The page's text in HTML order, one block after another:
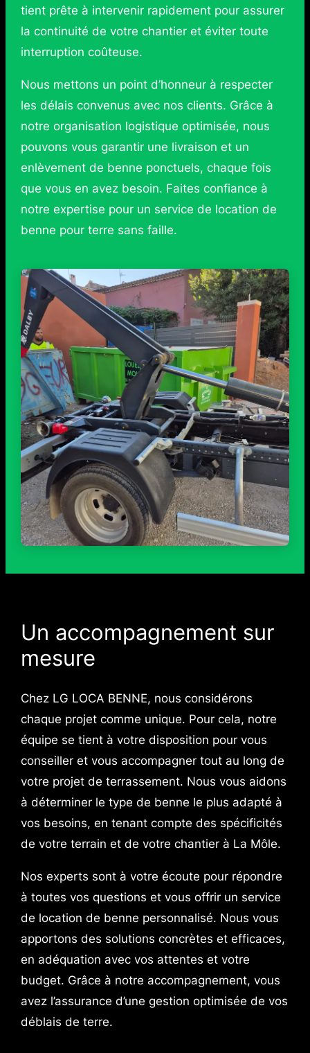
tient prête à intervenir rapidement pour assurer
la continuité de votre chantier et éviter toute
interruption coûteuse.
Nous mettons un point d’honneur à respecter
les délais convenus avec nos clients. Grâce à
notre organisation logistique optimisée, nous
pouvons vous garantir une livraison et un
enlèvement de benne ponctuels, chaque fois
que vous en avez besoin. Faites confiance à
notre expertise pour un service de location de
benne pour terre sans faille.
Un accompagnement sur
mesure
Chez LG LOCA BENNE, nous considérons
chaque projet comme unique. Pour cela, notre
équipe se tient à votre disposition pour vous
conseiller et vous accompagner tout au long de
votre projet de terrassement. Nous vous aidons
à déterminer le type de benne le plus adapté à
vos besoins, en tenant compte des spécificités
de votre terrain et de votre chantier à La Môle.
Nos experts sont à votre écoute pour répondre
à toutes vos questions et vous offrir un service
de location de benne personnalisé. Nous vous
apportons des solutions concrètes et efficaces,
en adéquation avec vos attentes et votre
budget. Grâce à notre accompagnement, vous
avez l’assurance d’une gestion optimisée de vos
déblais de terre.